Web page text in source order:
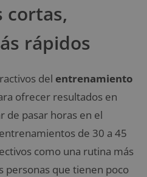
cortas,
rápidos
del entrenamiento
ofrecer resultados en
de pasar horas en el
de 30 a 45
como una rutina más
personas que tienen poco